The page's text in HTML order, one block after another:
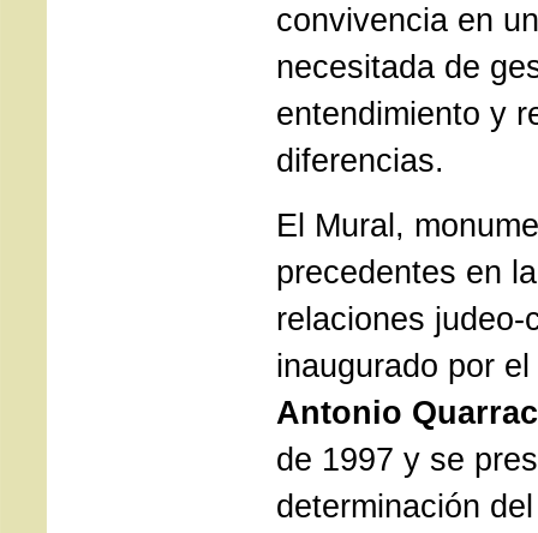
convivencia en
necesitada de
entendimiento y
diferencias.
El Mural,
precedentes en
relaciones
inaugurado por el
Antonio
de 1997 y se
determinación